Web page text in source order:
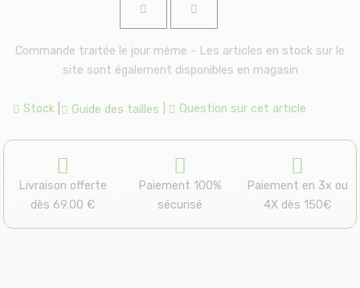
Commande traitée le jour même - Les articles en stock sur le
site sont également disponibles en magasin
Stock Guide des tailles Question sur cet article
Livraison offerte
dès 69.00 €
Paiement 100%
sécurisé
Paiement en 3x ou
4X dès 150€